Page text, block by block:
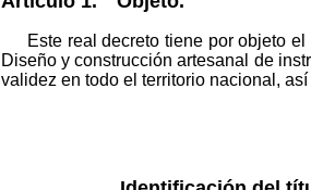
Este real decreto tiene por objeto
Diseño y construcción artesanal de
validez en todo el territorio nacional,